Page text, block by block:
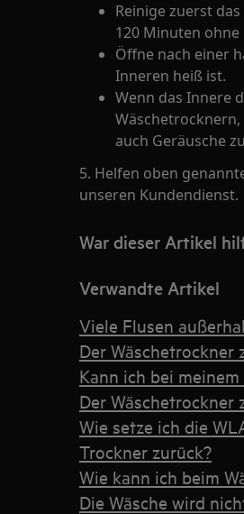
Reinige zuerst
120 Minuten ohne
Öffne nach einer
Inneren heiß ist.
Wenn das Innere
auch Geräusche
5. Helfen oben
unseren Kundendienst.
War dieser Artikel
Verwandte Artikel
Viele Flusen
Der Wäschetrockner
Kann ich bei
Der Wäschetrockner
Wie setze ich die
Trockner zurück?
Wie kann ich beim
Die Wäsche wird